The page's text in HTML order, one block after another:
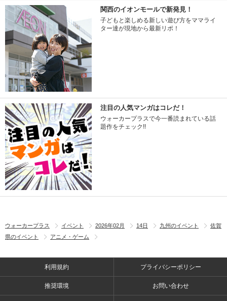
関西のイオンモールで新発見！
子どもと楽しめる新しい遊び方をママライ
ター達が現地から最新リポ！
注目の人気マンガはコレだ！
ウォーカープラスで今一番読まれている話
題作をチェック!!
ウォーカープラス イベント 2026年02月 14日 九州のイベント
佐賀
県のイベント
アニメ・ゲーム
利用規約 プライバシーポリシー
推奨環境 お問い合わせ